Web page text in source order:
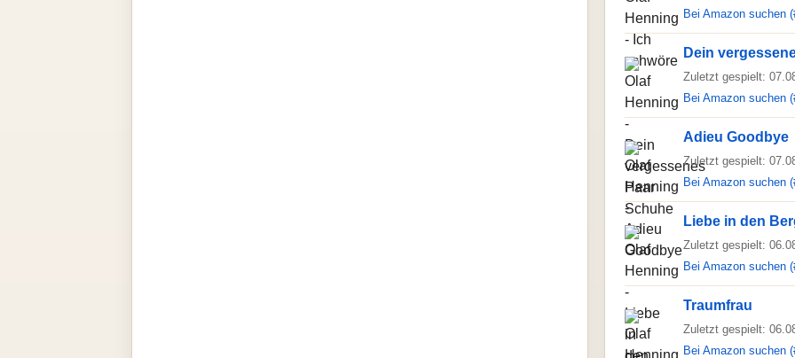
Bei Amazon suchen
Dein
Zuletzt gespielt:
Bei Amazon suchen
Adieu Goodbye
Zuletzt gespielt:
Bei Amazon suchen
Liebe in den
Zuletzt gespielt:
Bei Amazon suchen
Traumfrau
Zuletzt gespielt:
Bei Amazon suchen